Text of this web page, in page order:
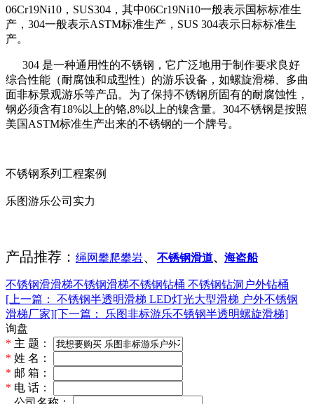
06Cr19Ni10，SUS304，其中06Cr19Ni10一般表示国标标准生
产，304一般表示ASTM标准生产，SUS 304表示日标标准生
产。
304 是一种通用性的不锈钢，它广泛地用于制作要求良好
综合性能（耐腐蚀和成型性）的游乐设备，如螺旋滑梯、多曲
面非标景观游乐等产品。为了保持不锈钢所固有的耐腐蚀性，
钢必须含有18%以上的铬,8%以上的镍含量。304不锈钢是按照
美国ASTM标准生产出来的不锈钢的一个牌号。
不锈钢系列工程案例
乐图游乐公司实力
产品推荐： 绳网攀爬攀岩、 不锈钢滑道、 海盗船
不锈钢滑滑梯不锈钢滑梯不锈钢钻桶 不锈钢钻洞 户外钻桶
[上一篇： 不锈钢半透明滑梯 LED灯光大型滑梯 户外不锈钢
滑梯厂家][下一篇： 乐图非标游乐不锈钢半透明螺旋滑梯]
询盘
* 主 题：
* 姓 名：
* 邮 箱：
* 电 话：